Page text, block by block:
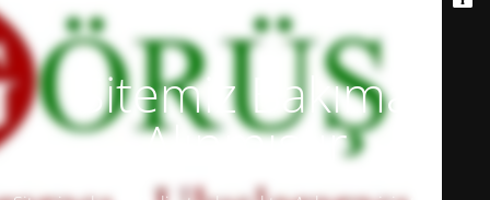
Sitemiz Bakıma
Alınmıştır